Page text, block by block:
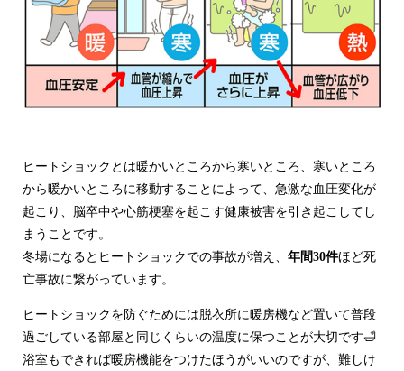
ヒートショックとは暖かいところから寒いところ、寒いところ
から暖かいところに移動することによって、急激な血圧変化が
起こり、脳卒中や心筋梗塞を起こす健康被害を引き起こしてし
まうことです。
冬場になるとヒートショックでの事故が増え、 年間30件ほど死
亡事故に繋がっています。
ヒートショックを防ぐためには脱衣所に暖房機など置いて普段
過ごしている部屋と同じくらいの温度に保つことが大切です🛁
浴室もできれば暖房機能をつけたほうがいいのですが、難しけ